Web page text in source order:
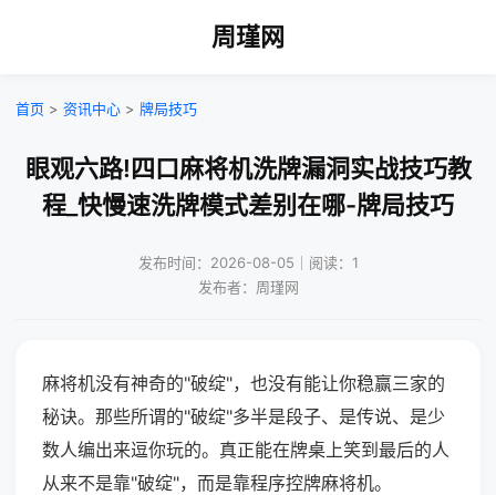
周瑾网
首页 > 资讯中心 > 牌局技巧
眼观六路!四口麻将机洗牌漏洞实战技巧教
程_快慢速洗牌模式差别在哪-牌局技巧
发布时间：2026-08-05｜阅读：1
发布者：周瑾网
麻将机没有神奇的"破绽"，也没有能让你稳赢三家的
秘诀。那些所谓的"破绽"多半是段子、是传说、是少
数人编出来逗你玩的。真正能在牌桌上笑到最后的人
从来不是靠"破绽"，而是靠程序控牌麻将机。